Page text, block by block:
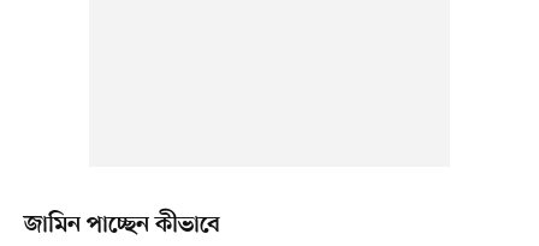
জামিন পাচ্ছেন কীভাবে